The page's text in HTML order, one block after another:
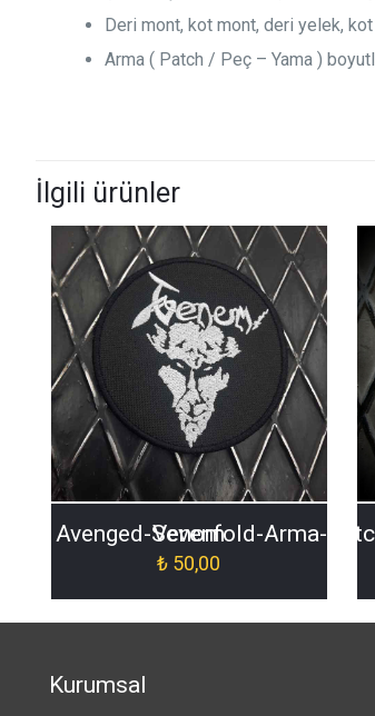
Deri mont, kot mont, deri yelek,
Arma ( Patch / Peç – Yama )
İlgili ürünler
Venom
₺ 50,00
Avenged-Sevenfold-Arma-
Kurumsal